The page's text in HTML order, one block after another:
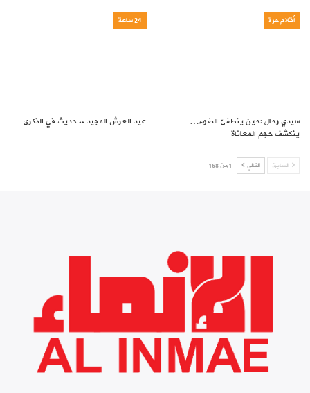
أقلام حرة
سيدي رحال :حين ينطفئ الضوء…
ينكشف حجم المعاناة
24 ساعة
عيد العرش المجيد .. حديث في الذكرى
السابق التالي 1 من 168